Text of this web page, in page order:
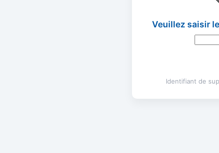
Veuillez saisir
Identifiant de